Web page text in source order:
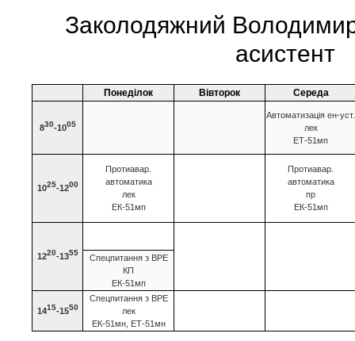
Заколодяжний
асистент
Понеділок Вівторок Середа
830-1005
Автоматизація ен-уст.
лек
ЕТ-51мп
1025-1200
Протиавар.
автоматика
лек
ЕК-51мп
Протиавар.
автоматика
пр
ЕК-51мп
1220-1355
Спецпитання з ВРЕ
КП
ЕК-51мп
1415-1550
Спецпитання з ВРЕ
лек
ЕК-51мн, ЕТ-51мн